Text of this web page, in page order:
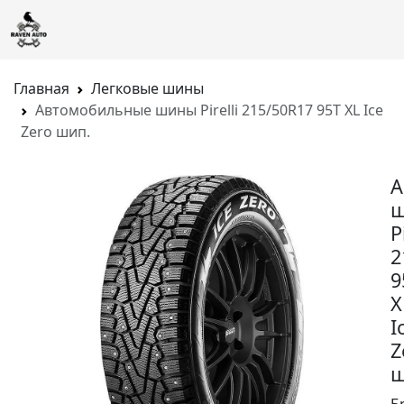
Главная
Легковые шины
Автомобильные шины Pirelli 215/50R17 95T XL Ice
Zero шип.